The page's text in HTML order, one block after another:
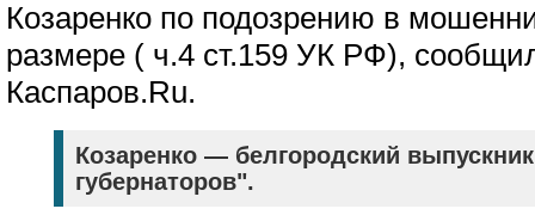
Козаренко по подозрению в
размере ( ч.4 ст.159 УК РФ),
Каспаров.Ru.
Козаренко — белгородский
губернаторов".